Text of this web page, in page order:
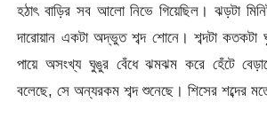
হঠাৎ বাড়ির সব আলো নিভে গিয়েছিল। ঝড়টা
দারোয়ান একটা অদ্ভুত শব্দ শোনে। শব্দটা
পায়ে অসংখ্য ঘুঙুর বেঁধে ঝমঝম করে হেঁটে
বলেছে, সে অন্যরকম শব্দ শুনেছে। শিসের শব্দের